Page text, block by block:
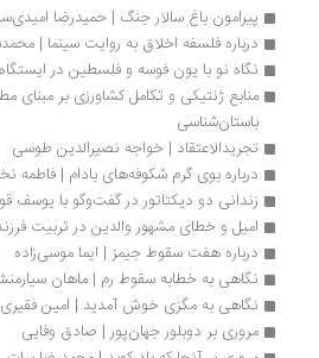
پیرامون باغ سالار جنگ | حمیدرضا امیدی‌سرور
درباره فلسفه اخلاق به روایت سینما | محمدسعید
نگاه نو با یون فوسه و فلسطین در ایستگاه 139
باستان‌شناسی
تجریدالاعتقاد | خواجه نصیرالدین طوسی
درباره بوی گرم شکوفه‌های بادام | فاطمه نخلی‌زاده
زندانی دو دیکتاتور در گفت‌وگو با یوسف قوجق
امیل و خطای مشهور والدین در تربیت فرزند |
درباره هفت سقوط جیمز | ایما موسی‌زاده
نگاهی به خطابه سقوط رم | ماهان سیارمنش
نگاهی به مگزی خوش آمدید | امین فقیری
مروری بر دوبلور جهان‌پور | صادق وفایی